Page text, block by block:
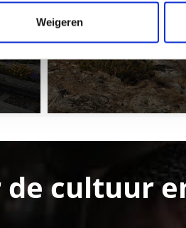
Weigeren
de cultuur